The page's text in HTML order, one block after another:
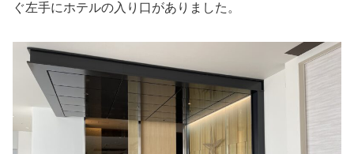
ぐ左手にホテルの入り口がありました。